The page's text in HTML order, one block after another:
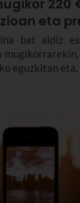
220
eta
bat aldiz
eguzkitan eta,